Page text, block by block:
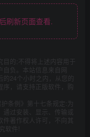
刷新页面查看.
目的;不得将上述内容用于
自负。本站信息来自网
24个小时之内，从您的
，请支持正版软件，购
条例》第十七条规定:为
通过安装、显示、传输或
著作权人许可，不向其
软件!